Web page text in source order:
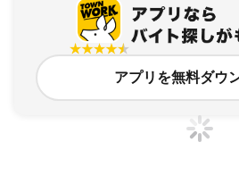
アプリを無料ダウ